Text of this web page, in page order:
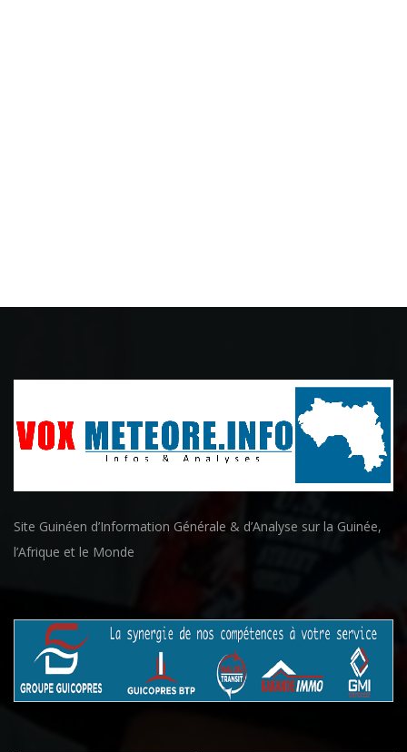
Site Guinéen d’Information Générale & d’Analyse sur la Guinée,
l’Afrique et le Monde